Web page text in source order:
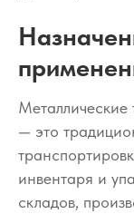
Металлические
— это
инвентаря и
складов,